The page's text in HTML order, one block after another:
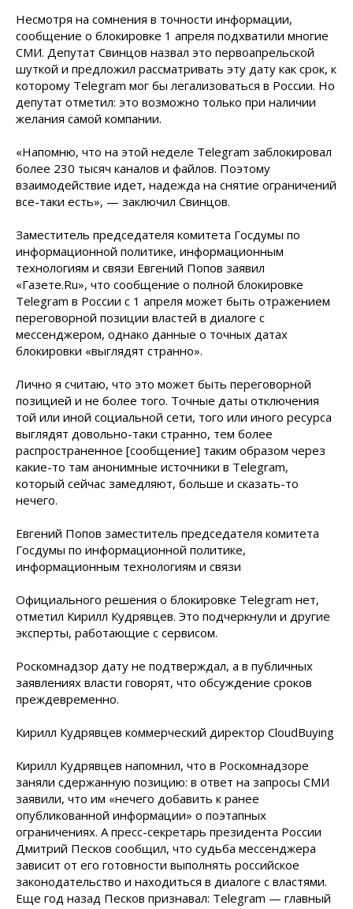
Несмотря на сомнения в точности информации,
сообщение о блокировке 1 апреля подхватили многие
СМИ. Депутат Свинцов назвал это первоапрельской
шуткой и предложил рассматривать эту дату как срок, к
которому Telegram мог бы легализоваться в России. Но
депутат отметил: это возможно только при наличии
желания самой компании.
«Напомню, что на этой неделе Telegram заблокировал
более 230 тысяч каналов и файлов. Поэтому
взаимодействие идет, надежда на снятие ограничений
все-таки есть», — заключил Свинцов.
Заместитель председателя комитета Госдумы по
информационной политике, информационным
технологиям и связи Евгений Попов заявил
«Газете.Ru», что сообщение о полной блокировке
Telegram в России с 1 апреля может быть отражением
переговорной позиции властей в диалоге с
мессенджером, однако данные о точных датах
блокировки «выглядят странно».
Лично я считаю, что это может быть переговорной
позицией и не более того. Точные даты отключения
той или иной социальной сети, того или иного ресурса
выглядят довольно-таки странно, тем более
распространенное [сообщение] таким образом через
какие-то там анонимные источники в Telegram,
который сейчас замедляют, больше и сказать-то
нечего.
Евгений Попов заместитель председателя комитета
Госдумы по информационной политике,
информационным технологиям и связи
Официального решения о блокировке Telegram нет,
отметил Кирилл Кудрявцев. Это подчеркнули и другие
эксперты, работающие с сервисом.
Роскомнадзор дату не подтверждал, а в публичных
заявлениях власти говорят, что обсуждение сроков
преждевременно.
Кирилл Кудрявцев коммерческий директор CloudBuying
Кирилл Кудрявцев напомнил, что в Роскомнадзоре
заняли сдержанную позицию: в ответ на запросы СМИ
заявили, что им «нечего добавить к ранее
опубликованной информации» о поэтапных
ограничениях. А пресс-секретарь президента России
Дмитрий Песков сообщил, что судьба мессенджера
зависит от его готовности выполнять российское
законодательство и находиться в диалоге с властями.
Еще год назад Песков признавал: Telegram — главный